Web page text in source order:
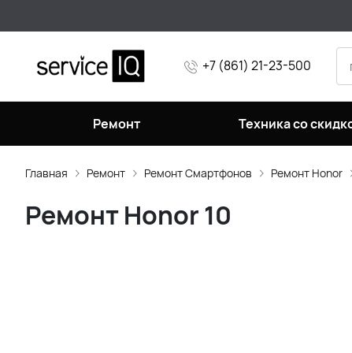
+7 (861) 21-23-500
Ремонт Техника со
Главная Ремонт Ремонт Смартфонов Ремонт Honor
Ремонт Honor 10